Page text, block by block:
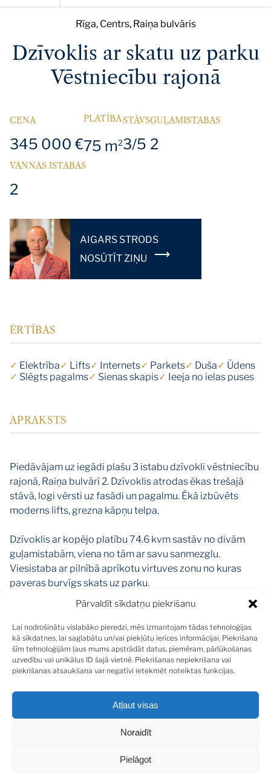
Pārvaldīt sīkdatņu piekrišanu
Lai nodrošinātu vislabāko pieredzi, mēs izmantojam tādas tehnoloģijas
kā sīkdatnes, lai saglabātu un/vai piekļūtu ierīces informācijai. Piekrišana
šīm tehnoloģijām ļaus mums apstrādāt datus, piemēram, pārlūkošanas
uzvedību vai unikālus ID šajā vietnē. Piekrišanas nepiekrišana vai
piekrišanas atsaukšana var negatīvi ietekmēt noteiktas funkcijas.
Atļaut visas
Noraidīt
Pielāgot
Rīga, Centrs, Raiņa bulvāris
Dzīvoklis ar skatu uz parku
Vēstniecību rajonā
CENA
345 000 €
PLATĪBA
75 m2
STĀVS
3/5
GUĻAMISTABAS
2
VANNAS ISTABAS
2
AIGARS STRODS
NOSŪTĪT ZIŅU
ĒRTĪBAS
✓ Elektrība✓ Lifts✓ Internets✓ Parkets✓ Duša✓ Ūdens
✓ Slēgts pagalms✓ Sienas skapis✓ Ieeja no ielas puses
APRAKSTS
Piedāvājam uz iegādi plašu 3 istabu dzīvokli vēstniecību
rajonā, Raiņa bulvārī 2. Dzīvoklis atrodas ēkas trešajā
stāvā, logi vērsti uz fasādi un pagalmu. Ēkā izbūvēts
moderns lifts, grezna kāpņu telpa.
Dzīvoklis ar kopējo platību 74.6 kvm sastāv no divām
guļamistabām, viena no tām ar savu sanmezglu.
Viesistaba ar pilnībā aprīkotu virtuves zonu no kuras
paveras burvīgs skats uz parku.
Dzīvoklis tiek piedāvāts iegādei ar iebūvētām mēbelēm
Apdarē izmantoti augstākās kvalitātes apdares
materiāli, koka grīdas segums, pēc pasūtījuma
izgatavotas koka durvis, dekoratīva logu aiļu apdare,
istabā iespējams regulēt ar tālvadības pulti.
Īpašums lieliski derēs klientiem kuri novērtē augstu